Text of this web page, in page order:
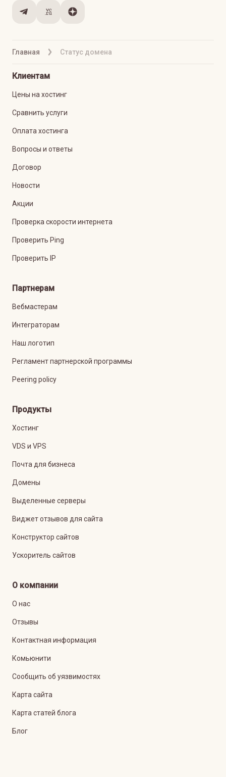
Главная Статус домена
Клиентам
Цены на хостинг
Сравнить услуги
Оплата хостинга
Вопросы и ответы
Договор
Новости
Акции
Проверка скорости интернета
Проверить Ping
Проверить IP
Партнерам
Вебмастерам
Интеграторам
Наш логотип
Регламент партнерской программы
Peering policy
Продукты
Хостинг
VDS и VPS
Почта для бизнеса
Домены
Выделенные серверы
Виджет отзывов для сайта
Конструктор сайтов
Ускоритель сайтов
О компании
О нас
Отзывы
Контактная информация
Комьюнити
Сообщить об уязвимостях
Карта сайта
Карта статей блога
Блог